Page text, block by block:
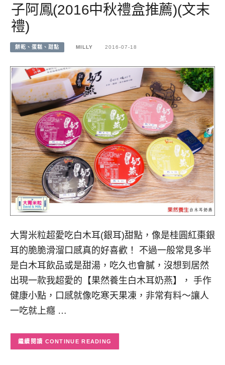
子阿鳳(2016中秋禮盒推薦)(文末
禮)
餅乾、蛋糕、甜點 MILLY 2016-07-18
大胃米粒超愛吃白木耳(銀耳)甜點，像是桂圓紅棗銀
耳的脆脆滑溜口感真的好喜歡！ 不過一般常見多半
是白木耳飲品或是甜湯，吃久也會膩，沒想到居然
出現一款我超愛的【果然養生白木耳奶燕】， 手作
健康小點，口感就像吃寒天果凍，非常有料～讓人
一吃就上癮 …
CONTINUE READING